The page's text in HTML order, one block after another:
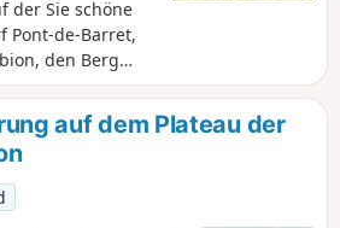
der Sie schöne
Pont-de-Barret,
den Berg
von
Maurice
genießen
auf dem Plateau der